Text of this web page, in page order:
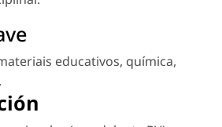
educativos, química,
.